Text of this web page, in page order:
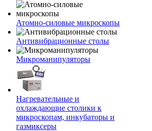
Атомно-силовые микроскопы
Антивибрационные столы
Микроманипуляторы
Нагревательные и
охлаждающие столики к
микроскопам, инкубаторы и
газмиксеры